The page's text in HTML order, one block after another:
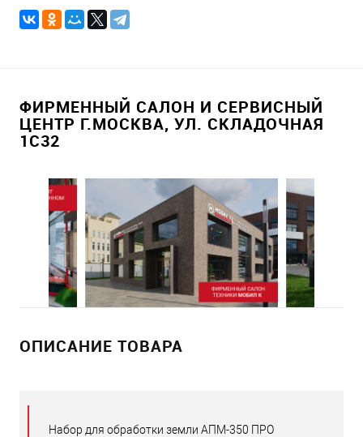
ФИРМЕННЫЙ САЛОН И СЕРВИСНЫЙ
ЦЕНТР Г.МОСКВА, УЛ. СКЛАДОЧНАЯ
1С32
ОПИСАНИЕ ТОВАРА
Набор для обработки земли АПМ-350 ПРО